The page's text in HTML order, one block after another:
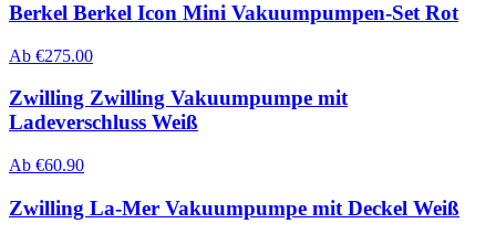
Berkel Berkel Icon Mini Vakuumpumpen-Set Rot
Ab €275.00
Zwilling Zwilling Vakuumpumpe mit
Ladeverschluss Weiß
Ab €60.90
Zwilling La-Mer Vakuumpumpe mit Deckel Weiß